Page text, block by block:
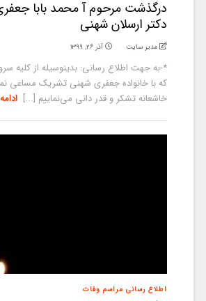
درگذشت مرحوم آ محمد بابا
دکتر ارسلان شهنی
مدیر سایت آذر ۲۶, ۱۳۹۹
*-به جهت اطلاع رسانی: بدینوسیله از کلیه
که با خانواده جعفری شهنی تشریک مساعی
خاشعانه تشکر و قدر دانی می‌نماییم [...]
اطلاع رسانی مراسم وفات